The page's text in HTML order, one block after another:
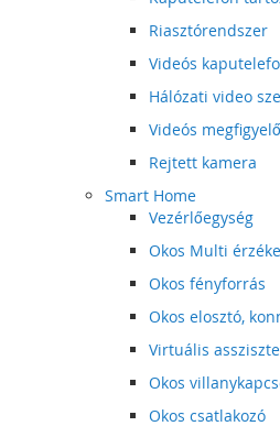
Riasztórendszer
Videós
Hálózati video
Videós
Rejtett kamera
Smart Home
Vezérlőegység
Okos Multi
Okos fényforrás
Okos elosztó,
Virtuális
Okos
Okos csatlakozó